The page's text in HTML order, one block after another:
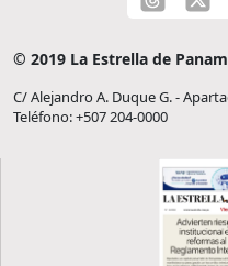
© 2019 La Estrella de
C/ Alejandro A. Duque G. -
Teléfono: +507 204-0000